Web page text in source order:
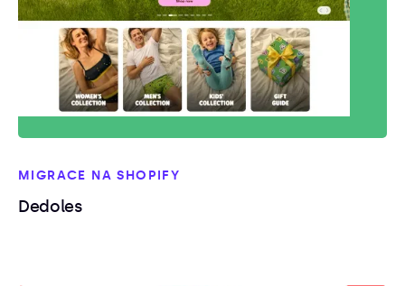
MIGRACE NA SHOPIFY
Dedoles